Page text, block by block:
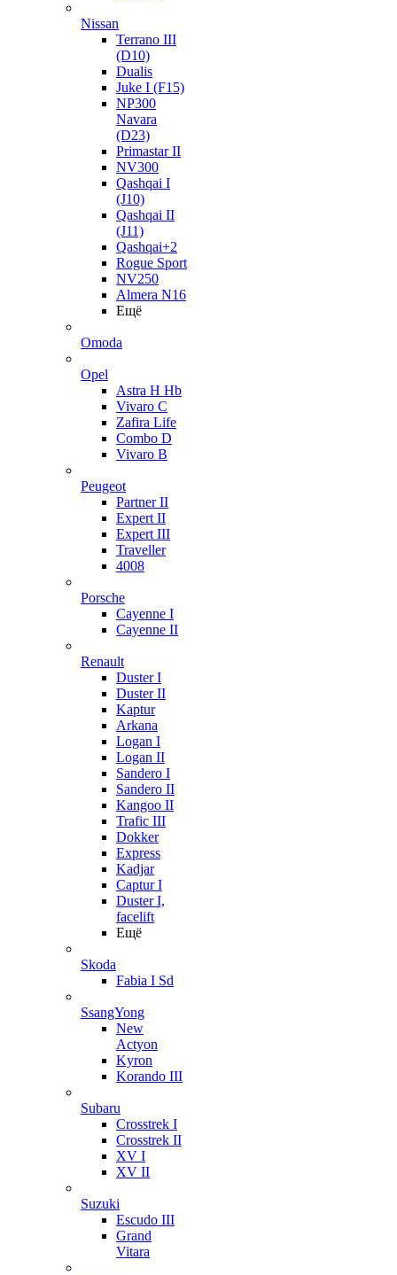
Nissan
Terrano III
(D10)
Dualis
Juke I (F15)
NP300
Navara
(D23)
Primastar II
NV300
Qashqai I
(J10)
Qashqai II
(J11)
Qashqai+2
Rogue Sport
NV250
Almera N16
Ещё
Omoda
Opel
Astra H Hb
Vivaro C
Zafira Life
Combo D
Vivaro B
Peugeot
Partner II
Expert II
Expert III
Traveller
4008
Porsche
Cayenne I
Cayenne II
Renault
Duster I
Duster II
Kaptur
Arkana
Logan I
Logan II
Sandero I
Sandero II
Kangoo II
Trafic III
Dokker
Express
Kadjar
Captur I
Duster I,
facelift
Ещё
Skoda
Fabia I Sd
SsangYong
New
Actyon
Kyron
Korando III
Subaru
Crosstrek I
Crosstrek II
XV I
XV II
Suzuki
Escudo III
Grand
Vitara